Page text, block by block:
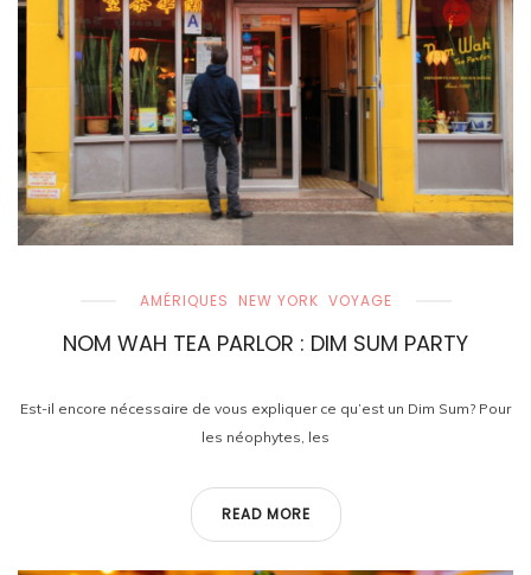
AMÉRIQUES NEW YORK VOYAGE
NOM WAH TEA PARLOR : DIM SUM PARTY
Est-il encore nécessaire de vous expliquer ce qu’est un Dim Sum? Pour
les néophytes, les
READ MORE